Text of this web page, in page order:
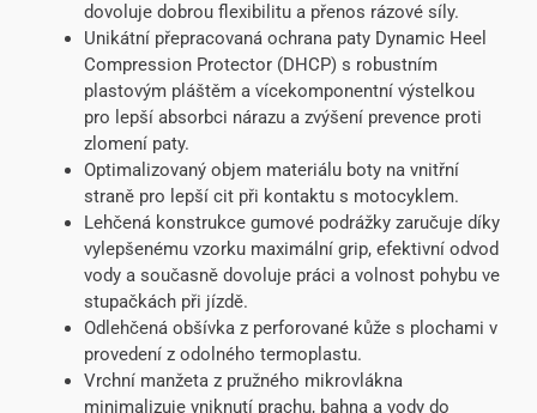
dovoluje dobrou flexibilitu a přenos rázové síly.
Unikátní přepracovaná ochrana paty Dynamic Heel
Compression Protector (DHCP) s robustním
plastovým pláštěm a vícekomponentní výstelkou
pro lepší absorbci nárazu a zvýšení prevence proti
zlomení paty.
Optimalizovaný objem materiálu boty na vnitřní
straně pro lepší cit při kontaktu s motocyklem.
Lehčená konstrukce gumové podrážky zaručuje díky
vylepšenému vzorku maximální grip, efektivní odvod
vody a současně dovoluje práci a volnost pohybu ve
stupačkách při jízdě.
Odlehčená obšívka z perforované kůže s plochami v
provedení z odolného termoplastu.
Vrchní manžeta z pružného mikrovlákna
minimalizuje vniknutí prachu, bahna a vody do